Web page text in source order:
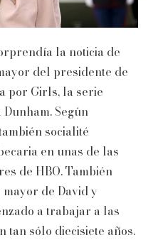
la noticia de
del presidente de
por Girls, la serie
Según
socialité
en unas de las
de HBO. También
de David y
a trabajar a las
tan sólo diecisiete años.